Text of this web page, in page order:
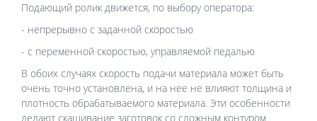
Подающий ролик движется, по выбору оператора:
- непрерывно с заданной скоростью
- с переменной скоростью, управляемой педалью
В обоих случаях скорость подачи материала может быть
очень точно установлена, и на нее не влияют толщина и
плотность обрабатываемого материала. Эти особенности
делают скашивание заготовок со сложным контуром